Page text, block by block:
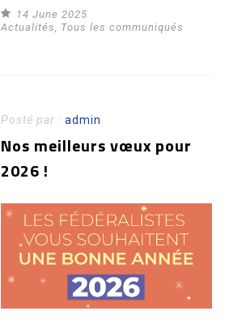
14 June 2025
Actualités
Tous les communiqués
Posté par :admin
Nos meilleurs vœux pour
2026 !